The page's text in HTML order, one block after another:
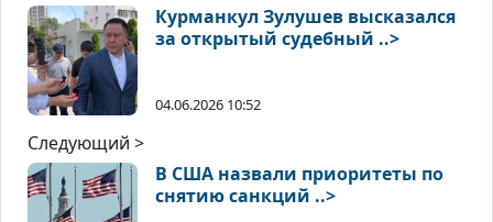
Курманкул Зулушев высказался
за открытый судебный ..>
04.06.2026 10:52
Следующий >
В США назвали приоритеты по
снятию санкций ..>